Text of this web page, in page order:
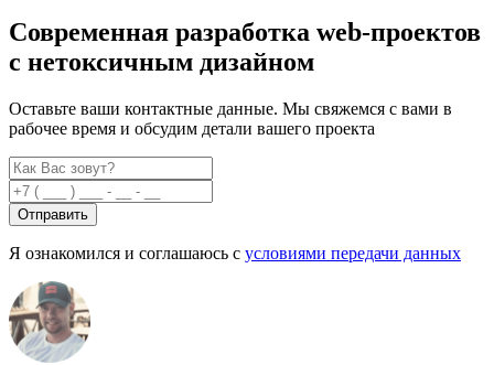
Современная разработка web-проектов
с нетоксичным дизайном
Оставьте ваши контактные данные. Мы свяжемся с вами в
рабочее время и обсудим детали вашего проекта
Отправить
Я ознакомился и соглашаюсь с условиями передачи данных